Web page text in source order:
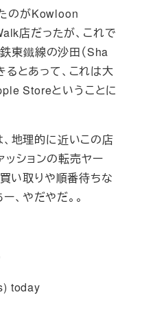
のがKowloon
店だったが、これで
東鐵線の沙田（Sha
とあって、これは大
Storeということに
地理的に近いこの店
ションの転売ヤー
い取りや順番待ちな
、やだやだ。。
today